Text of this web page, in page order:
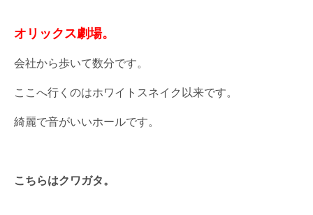
オリックス劇場。
会社から歩いて数分です。
ここへ行くのはホワイトスネイク以来です。
綺麗で音がいいホールです。
こちらはクワガタ。